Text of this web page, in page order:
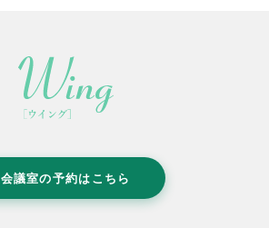
会議室の予約はこちら